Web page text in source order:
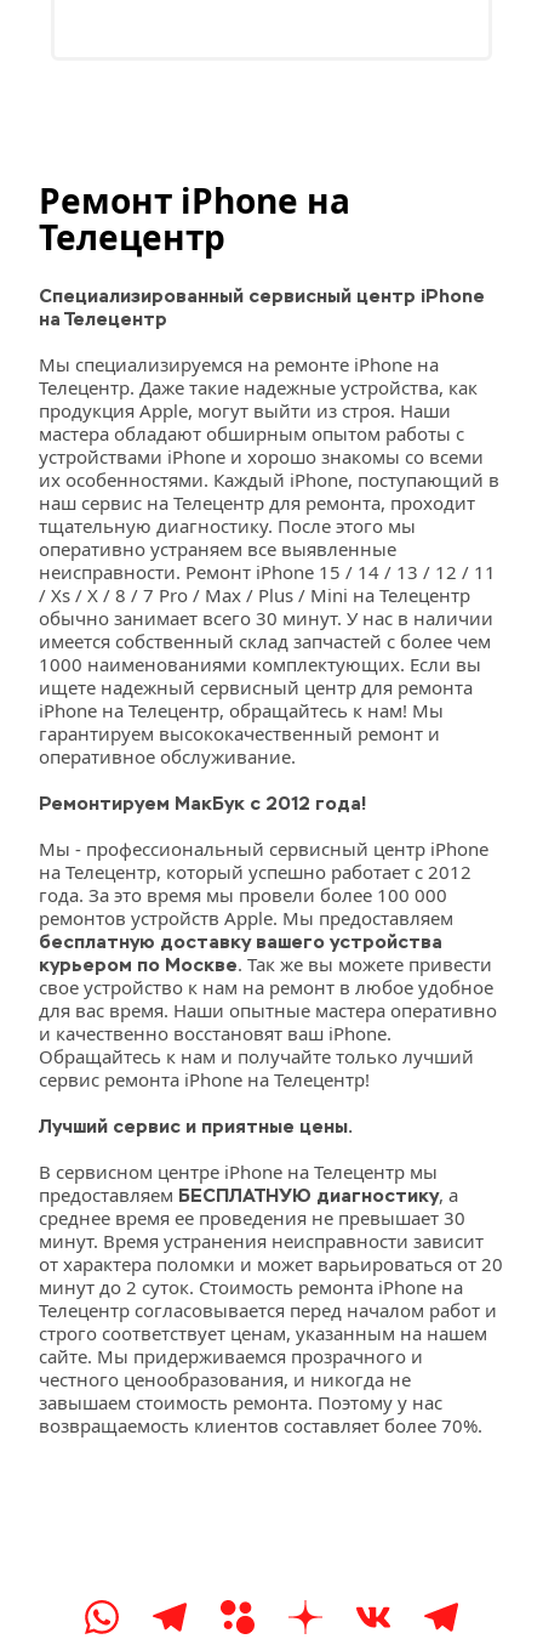
Ремонт iPhone на
Телецентр
Специализированный сервисный центр iPhone
на Телецентр
Мы специализируемся на ремонте iPhone на
Телецентр. Даже такие надежные устройства, как
продукция Apple, могут выйти из строя. Наши
мастера обладают обширным опытом работы с
устройствами iPhone и хорошо знакомы со всеми
их особенностями. Каждый iPhone, поступающий в
наш сервис на Телецентр для ремонта, проходит
тщательную диагностику. После этого мы
оперативно устраняем все выявленные
неисправности. Ремонт iPhone 15 / 14 / 13 / 12 / 11
/ Xs / X / 8 / 7 Pro / Max / Plus / Mini на Телецентр
обычно занимает всего 30 минут. У нас в наличии
имеется собственный склад запчастей с более чем
1000 наименованиями комплектующих. Если вы
ищете надежный сервисный центр для ремонта
iPhone на Телецентр, обращайтесь к нам! Мы
гарантируем высококачественный ремонт и
оперативное обслуживание.
Ремонтируем МакБук с 2012 года!
Мы - профессиональный сервисный центр iPhone
на Телецентр, который успешно работает с 2012
года. За это время мы провели более 100 000
бесплатную доставку вашего устройства
курьером по Москве. Так же вы можете привести
свое устройство к нам на ремонт в любое удобное
для вас время. Наши опытные мастера оперативно
и качественно восстановят ваш iPhone.
Обращайтесь к нам и получайте только лучший
сервис ремонта iPhone на Телецентр!
Лучший сервис и приятные цены.
В сервисном центре iPhone на Телецентр мы
предоставляем БЕСПЛАТНУЮ диагностику, а
среднее время ее проведения не превышает 30
минут. Время устранения неисправности зависит
от характера поломки и может варьироваться от 20
минут до 2 суток. Стоимость ремонта iPhone на
Телецентр согласовывается перед началом работ и
строго соответствует ценам, указанным на нашем
сайте. Мы придерживаемся прозрачного и
честного ценообразования, и никогда не
завышаем стоимость ремонта. Поэтому у нас
возвращаемость клиентов составляет более 70%.